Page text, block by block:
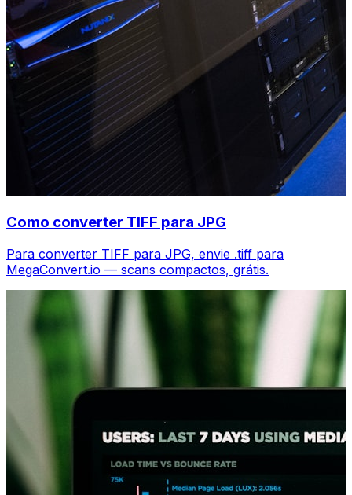
Como converter TIFF para JPG
Para converter TIFF para JPG, envie .tiff para
MegaConvert.io — scans compactos, grátis.